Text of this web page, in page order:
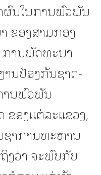
ຜົນໃນການພົວພັນ
ຂອງສາມກອງ
ການພັດທະນາ
ານປ້ອງກັນຊາດ-
ານພົວພັນ
ຂອງແຕ່ລະແຂວງ,
ຊາການທະຫານ
ຖິງວ່າ ຈະພົບກັບ